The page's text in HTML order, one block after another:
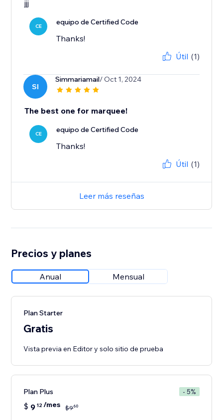
jjj
CE equipo de Certified Code
Thanks!
Útil (1)
SI
Simmariamail/ Oct 1, 2024
The best one for marquee!
CE equipo de Certified Code
Thanks!
Útil (1)
Leer más reseñas
Precios y planes
Anual Mensual
Plan Starter
Gratis
Vista previa en Editor y solo sitio de prueba
Plan Plus - 5%
$ 9 12/mes $960